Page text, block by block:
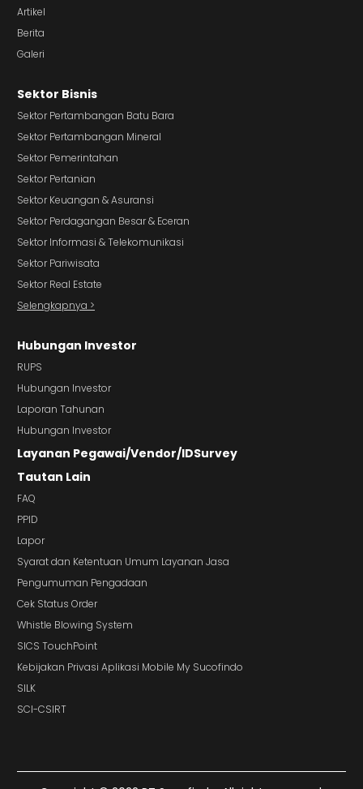
Artikel
Berita
Galeri
Sektor Bisnis
Sektor Pertambangan Batu Bara
Sektor Pertambangan Mineral
Sektor Pemerintahan
Sektor Pertanian
Sektor Keuangan & Asuransi
Sektor Perdagangan Besar & Eceran
Sektor Informasi & Telekomunikasi
Sektor Pariwisata
Sektor Real Estate
Selengkapnya >
Hubungan Investor
RUPS
Hubungan Investor
Laporan Tahunan
Hubungan Investor
Layanan Pegawai/Vendor/IDSurvey
Tautan Lain
FAQ
PPID
Lapor
Syarat dan Ketentuan Umum Layanan Jasa
Pengumuman Pengadaan
Cek Status Order
Whistle Blowing System
SICS TouchPoint
Kebijakan Privasi Aplikasi Mobile My Sucofindo
SILK
SCI-CSIRT